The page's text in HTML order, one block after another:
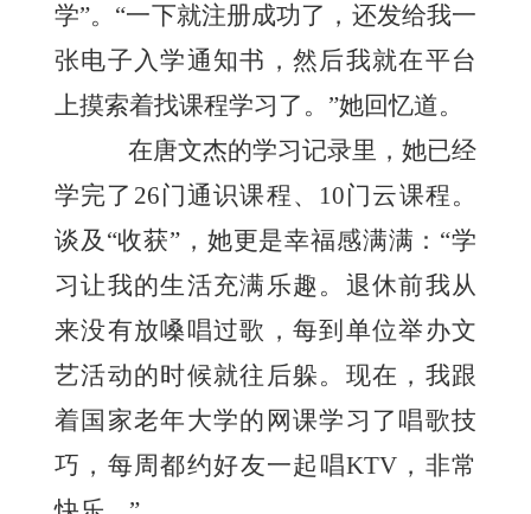
学”。“一下就注册成功了，还发给我一
张电子入学通知书，然后我就在平台
上摸索着找课程学习了。”她回忆道。
在唐文杰的学习记录里，她已经
学完了26门通识课程、10门云课程。
谈及“收获”，她更是幸福感满满：“学
习让我的生活充满乐趣。退休前我从
来没有放嗓唱过歌，每到单位举办文
艺活动的时候就往后躲。现在，我跟
着国家老年大学的网课学习了唱歌技
巧，每周都约好友一起唱KTV，非常